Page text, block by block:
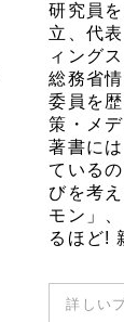
研究員
立、代
ィング
総務省
委員を
策・メデ
著書に
ている
びを考
モン」
るほど!
詳しい